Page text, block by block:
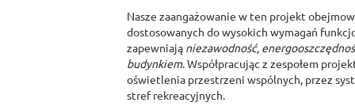
Nasze zaangażowanie w ten projekt
dostosowanych do wysokich wymagań
zapewniają niezawodność,
budynkiem. Współpracując z zespołem
oświetlenia przestrzeni wspólnych, przez
stref rekreacyjnych.